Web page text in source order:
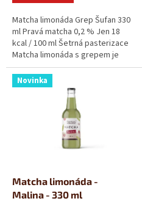
Matcha limonáda Grep Šufan 330
ml Pravá matcha 0,2 % Jen 18
kcal / 100 ml Šetrná pasterizace
Matcha limonáda s grepem je
souhra dvou hořkých...
Novinka
Matcha limonáda -
Malina - 330 ml